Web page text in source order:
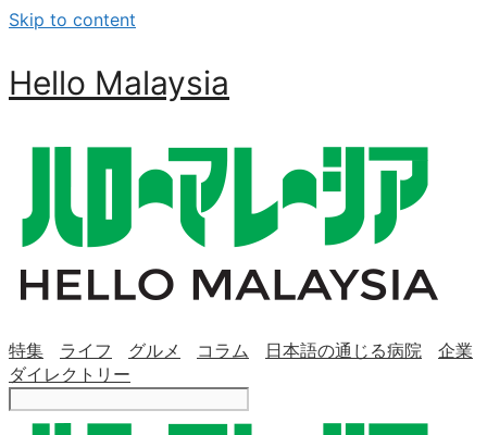
Skip to content
Hello Malaysia
特集 ライフ グルメ コラム 日本語の通じる病院
企業
ダイレクトリー